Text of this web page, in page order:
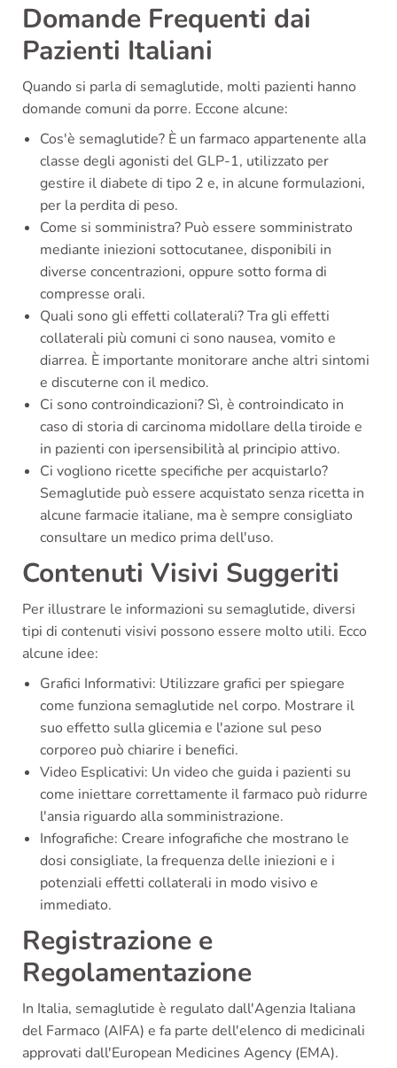
Domande Frequenti dai
Pazienti Italiani
Quando si parla di semaglutide, molti pazienti hanno
domande comuni da porre. Eccone alcune:
Cos'è semaglutide? È un farmaco appartenente alla
classe degli agonisti del GLP-1, utilizzato per
gestire il diabete di tipo 2 e, in alcune formulazioni,
per la perdita di peso.
Come si somministra? Può essere somministrato
mediante iniezioni sottocutanee, disponibili in
diverse concentrazioni, oppure sotto forma di
compresse orali.
Quali sono gli effetti collaterali? Tra gli effetti
collaterali più comuni ci sono nausea, vomito e
diarrea. È importante monitorare anche altri sintomi
e discuterne con il medico.
Ci sono controindicazioni? Sì, è controindicato in
caso di storia di carcinoma midollare della tiroide e
in pazienti con ipersensibilità al principio attivo.
Ci vogliono ricette specifiche per acquistarlo?
Semaglutide può essere acquistato senza ricetta in
alcune farmacie italiane, ma è sempre consigliato
consultare un medico prima dell'uso.
Contenuti Visivi Suggeriti
Per illustrare le informazioni su semaglutide, diversi
tipi di contenuti visivi possono essere molto utili. Ecco
alcune idee:
Grafici Informativi: Utilizzare grafici per spiegare
come funziona semaglutide nel corpo. Mostrare il
suo effetto sulla glicemia e l'azione sul peso
corporeo può chiarire i benefici.
Video Esplicativi: Un video che guida i pazienti su
come iniettare correttamente il farmaco può ridurre
l'ansia riguardo alla somministrazione.
Infografiche: Creare infografiche che mostrano le
dosi consigliate, la frequenza delle iniezioni e i
potenziali effetti collaterali in modo visivo e
immediato.
Registrazione e
Regolamentazione
In Italia, semaglutide è regulato dall'Agenzia Italiana
del Farmaco (AIFA) e fa parte dell'elenco di medicinali
approvati dall'European Medicines Agency (EMA).